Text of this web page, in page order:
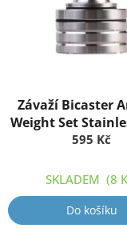
u
Závaží Bicaster
Weight Set
BAW-440
595 Kč
SKLADEM (8
Do košíku